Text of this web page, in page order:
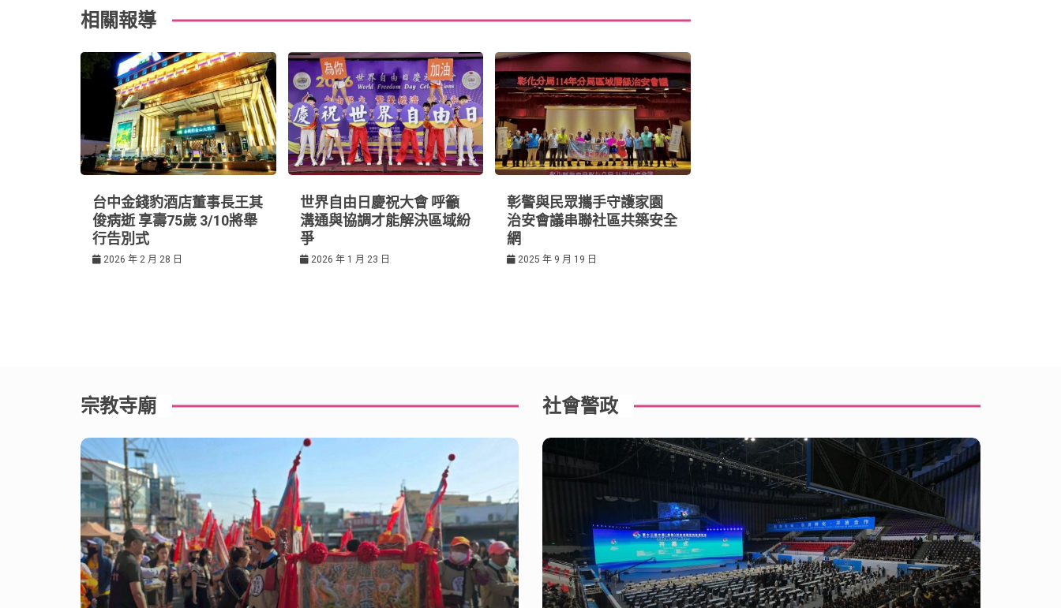
o
k
t
導
覽
相關報導
台中金錢豹酒店董事長王其
俊病逝 享壽75歲 3/10將舉
行告別式
2026 年 2 月 28 日
世界自由日慶祝大會 呼籲
溝通與協調才能解決區域紛
爭
2026 年 1 月 23 日
彰警與民眾攜手守護家園
治安會議串聯社區共築安全
網
2025 年 9 月 19 日
宗教寺廟 社會警政